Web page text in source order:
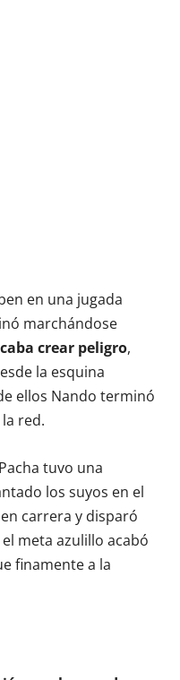
en una jugada
marchándose
crear peligro,
la esquina
ellos Nando terminó
red.
tuvo una
los suyos en el
carrera y disparó
meta azulillo acabó
finamente a la